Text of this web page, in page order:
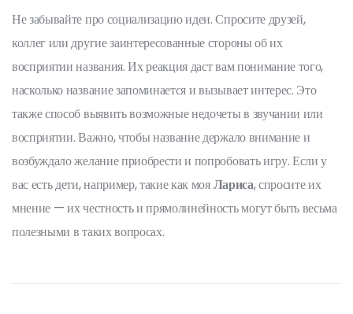
Не забывайте про социализацию идеи. Спросите друзей,
коллег или другие заинтересованные стороны об их
восприятии названия. Их реакция даст вам понимание того,
насколько название запоминается и вызывает интерес. Это
также способ выявить возможные недочеты в звучании или
восприятии. Важно, чтобы название держало внимание и
возбуждало желание приобрести и попробовать игру. Если у
вас есть дети, например, такие как мояЛариса, спросите их
мнение — их честность и прямолинейность могут быть весьма
полезными в таких вопросах.